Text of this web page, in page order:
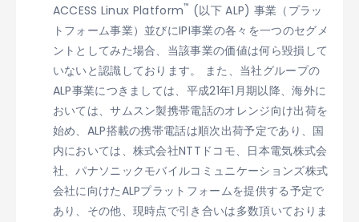
ACCESS Linux Platform™ (以下 ALP) 事業（プラッ
トフォーム事業）並びにIPI事業の各々を一つのセグメ
ントとしてみた場合、当該事業の価値は何ら毀損して
いないと認識しております。 また、当社グループの
ALP事業につきましては、平成21年1月期以降、海外に
おいては、サムスン製携帯電話のオレンジ向け出荷を
始め、ALP搭載の携帯電話は順次出荷予定であり、国
内においては、株式会社NTTドコモ、日本電気株式会
社、パナソニックモバイルコミュニケーションズ株式
会社に向けたALPプラットフォームを提供する予定で
あり、その他、現時点で引き合いは多数頂いておりま